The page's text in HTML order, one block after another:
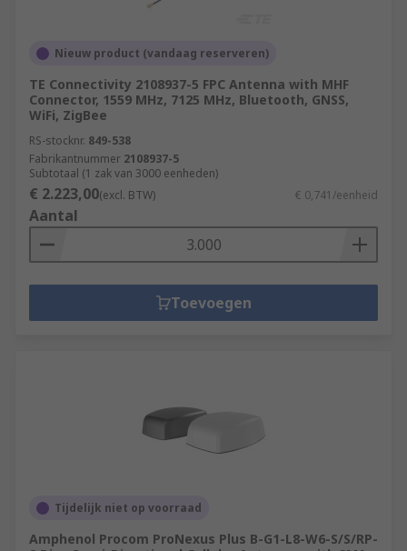
Nieuw product (vandaag reserveren)
TE Connectivity 2108937-5 FPC Antenna with MHF
Connector, 1559 MHz, 7125 MHz, Bluetooth, GNSS,
WiFi, ZigBee
RS-stocknr. 849-538
Fabrikantnummer 2108937-5
Subtotaal (1 zak van 3000 eenheden)
€ 2.223,00(excl. BTW) € 0,741/eenheid
Aantal
Toevoegen
Tijdelijk niet op voorraad
Amphenol Procom ProNexus Plus B-G1-L8-W6-S/S/RP-